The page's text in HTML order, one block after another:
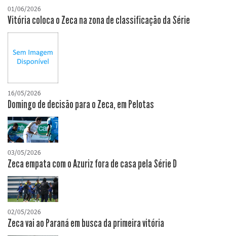
01/06/2026
Vitória coloca o Zeca na zona de classificação da Série
16/05/2026
Domingo de decisão para o Zeca, em Pelotas
03/05/2026
Zeca empata com o Azuriz fora de casa pela Série D
02/05/2026
Zeca vai ao Paraná em busca da primeira vitória